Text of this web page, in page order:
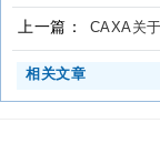
上一篇： CAXA关
相关文章